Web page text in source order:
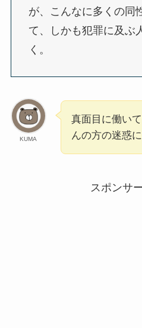
が、こんなに多くの同
て、しかも犯罪に及ぶ
く。
KUMA
真面目に働い
んの方の迷惑
スポンサ